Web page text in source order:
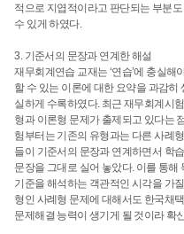
적으로 지엽적이라고 판단되는 부분
수 있게 하였다.
3. 기준서의 문장과 연계한 해설
재무회계연습 교재는 ‘연습’에 충실
할 수 있는 이론에 대한 요약을 과감
실하게 수록하였다. 최근 재무회계시
형과 이론형 문제가 출제되고 있다는
험부터는 기존의 유형과는 다른 사례
들이 기준서의 문장과 연계하면서 학
문장을 그대로 실어 놓았다. 이를 통
기준을 해석하는 객관적인 시각을 가
형인 사례형 문제에 대해서도 한국채
문제해결 능력이 생기게 될 것이라 확